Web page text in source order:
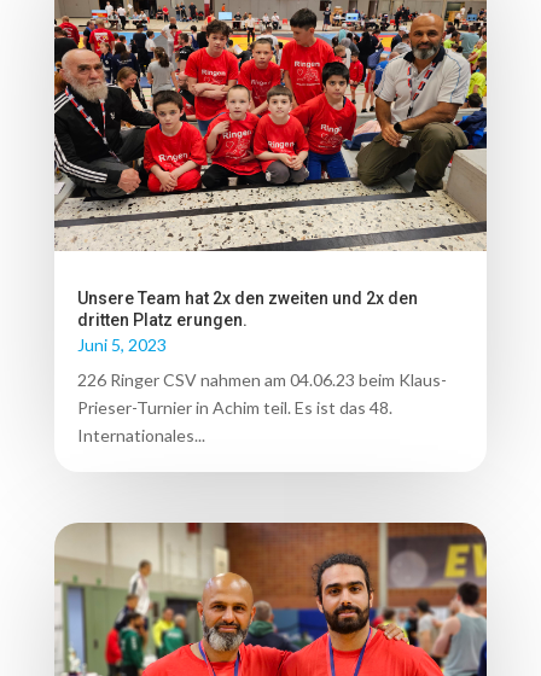
Unsere Team hat 2x den zweiten und 2x den
dritten Platz erungen.
Juni 5, 2023
226 Ringer CSV nahmen am 04.06.23 beim Klaus-
Prieser-Turnier in Achim teil. Es ist das 48.
Internationales...